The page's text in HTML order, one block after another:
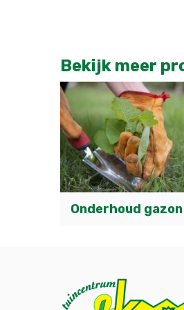
Bekijk meer
Onderhoud gazon